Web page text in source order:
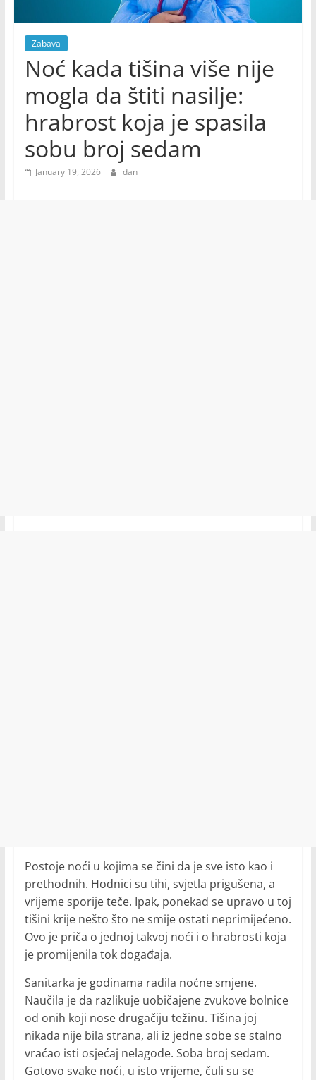
Zabava
Noć kada tišina više nije
mogla da štiti nasilje:
hrabrost koja je spasila
sobu broj sedam
January 19, 2026 dan
Postoje noći u kojima se čini da je sve isto kao i
prethodnih. Hodnici su tihi, svjetla prigušena, a
vrijeme sporije teče. Ipak, ponekad se upravo u toj
tišini krije nešto što ne smije ostati neprimijećeno.
Ovo je priča o jednoj takvoj noći i o hrabrosti koja
je promijenila tok događaja.
Sanitarka je godinama radila noćne smjene.
Naučila je da razlikuje uobičajene zvukove bolnice
od onih koji nose drugačiju težinu. Tišina joj
nikada nije bila strana, ali iz jedne sobe se stalno
vraćao isti osjećaj nelagode. Soba broj sedam.
Gotovo svake noći, u isto vrijeme, čuli su se